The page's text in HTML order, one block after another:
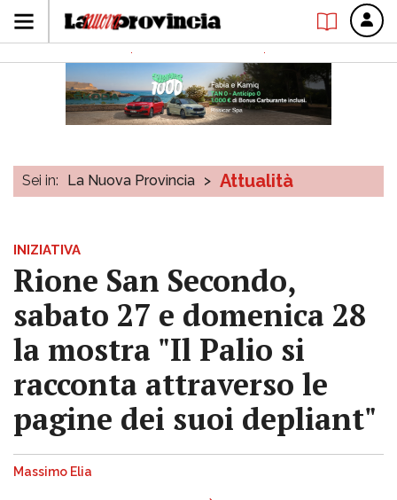
Sei in: La Nuova Provincia > Attualità
INIZIATIVA
Rione San Secondo,
sabato 27 e domenica 28
la mostra "Il Palio si
racconta attraverso le
pagine dei suoi depliant"
Massimo Elia